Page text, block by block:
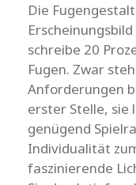
Die
schreibe 20
Fugen. Zwar
Anforderungen
erster Stelle, sie
genügend
Individualität
faszinierende